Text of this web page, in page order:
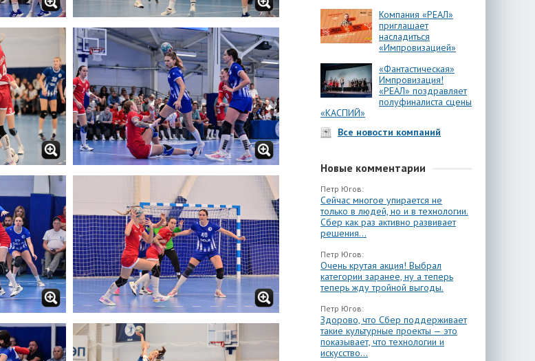
Компания «РЕАЛ»
приглашает
насладиться
«Импровизацией»
«Фантастическая»
Импровизация!
«РЕАЛ» поздравляет
полуфиналиста сцены
«КАСПИЙ»
Все новости компаний
Новые комментарии
Петр Югов:
Сейчас многое упирается не
только в людей, но и в технологии.
Сбер как раз активно развивает
решения...
Петр Югов:
Очень крутая акция! Выбрал
категории заранее, ну а теперь
теперь жду тройной выгоды.
Петр Югов:
Здорово, что Сбер поддерживает
такие культурные проекты — это
показывает, что технологии и
искусство...